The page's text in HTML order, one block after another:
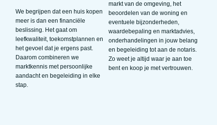
We begrijpen dat een huis kopen
meer is dan een financiële
beslissing. Het gaat om
leefkwaliteit, toekomstplannen en
het gevoel dat je ergens past.
Daarom combineren we
marktkennis met persoonlijke
aandacht en begeleiding in elke
stap.
markt van de omgeving, het
beoordelen van de woning en
eventuele bijzonderheden,
waardebepaling en marktadvies,
onderhandelingen in jouw belang
en begeleiding tot aan de notaris.
Zo weet je altijd waar je aan toe
bent en koop je met vertrouwen.